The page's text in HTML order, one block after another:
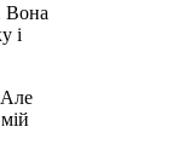
Вона
і
Але